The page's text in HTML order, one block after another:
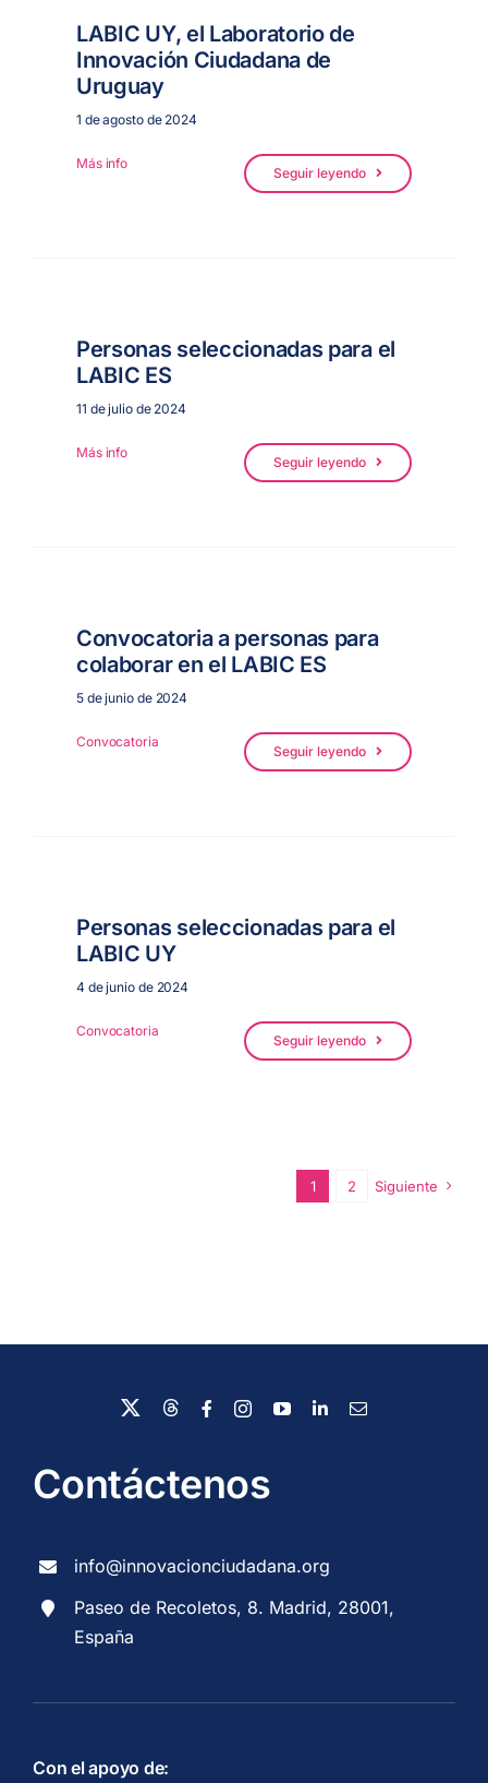
LABIC UY, el Laboratorio de
Innovación Ciudadana de
Uruguay
1 de agosto de 2024
Más info
Seguir leyendo
Personas seleccionadas para el
LABIC ES
11 de julio de 2024
Más info
Seguir leyendo
Convocatoria a personas para
colaborar en el LABIC ES
5 de junio de 2024
Convocatoria
Seguir leyendo
Personas seleccionadas para el
LABIC UY
4 de junio de 2024
Convocatoria
Seguir leyendo
1 2 Siguiente
Contáctenos
info@innovacionciudadana.org
Paseo de Recoletos, 8. Madrid, 28001,
España
Con el apoyo de: